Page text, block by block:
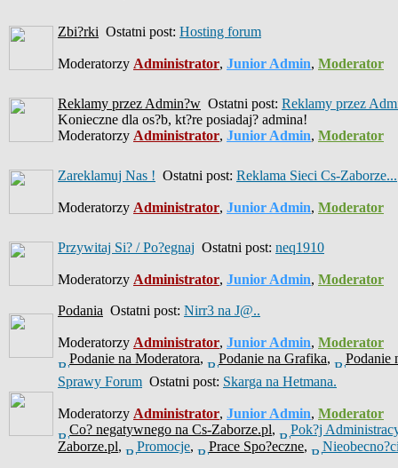
Zbi?rki Ostatni post: Hosting forum
Moderatorzy Administrator, Junior Admin, Moderator
Reklamy przez Admin?w Ostatni post: Reklamy przez
Konieczne dla os?b, kt?re posiadaj? admina!
Moderatorzy Administrator, Junior Admin, Moderator
Zareklamuj Nas ! Ostatni post: Reklama Sieci Cs-Zaborze...
Moderatorzy Administrator, Junior Admin, Moderator
Przywitaj Si? / Po?egnaj Ostatni post: neq1910
Moderatorzy Administrator, Junior Admin, Moderator
Podania Ostatni post: Nirr3 na J@..
Moderatorzy Administrator, Junior Admin, Moderator
Podanie na Moderatora, Podanie na Grafika,
Podanie
Sprawy Forum Ostatni post: Skarga na Hetmana.
Moderatorzy Administrator, Junior Admin, Moderator
Co? negatywnego na Cs-Zaborze.pl,
Pok?j
Zaborze.pl, Promocje, Prace Spo?eczne,